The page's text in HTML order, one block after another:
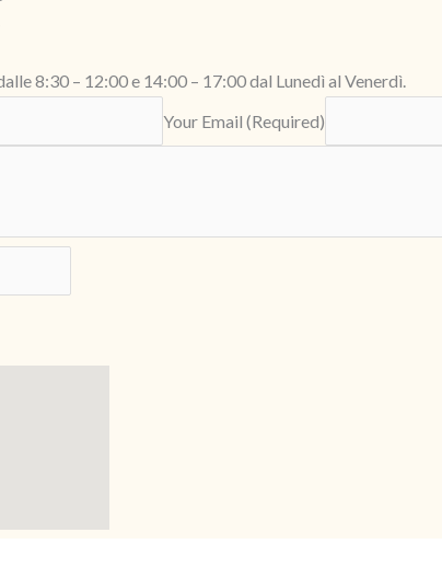
8:30 – 12:00 e 14:00 – 17:00 dal Lunedì al Venerdì.
Your Email (Required)